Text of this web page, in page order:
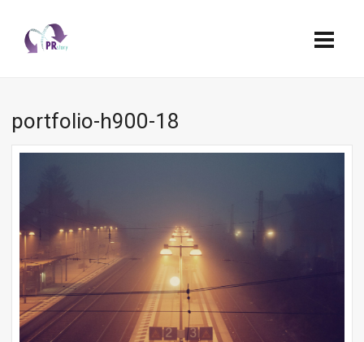
portfolio-h900-18